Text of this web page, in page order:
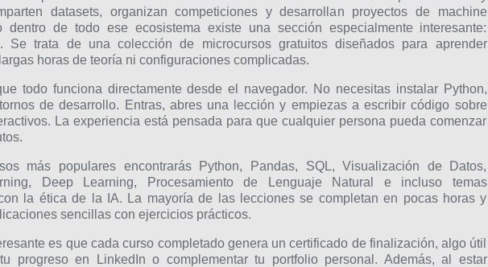
datasets, organizan competiciones y desarrollan proyectos de machine
dentro de todo ese ecosistema existe una sección especialmente interesante:
Se trata de una colección de microcursos gratuitos diseñados para aprender
horas de teoría ni configuraciones complicadas.
todo funciona directamente desde el navegador. No necesitas instalar Python,
de desarrollo. Entras, abres una lección y empiezas a escribir código sobre
La experiencia está pensada para que cualquier persona pueda comenzar
más populares encontrarás Python, Pandas, SQL, Visualización de Datos,
Deep Learning, Procesamiento de Lenguaje Natural e incluso temas
la ética de la IA. La mayoría de las lecciones se completan en pocas horas y
sencillas con ejercicios prácticos.
es que cada curso completado genera un certificado de finalización, algo útil
progreso en LinkedIn o complementar tu portfolio personal. Además, al estar